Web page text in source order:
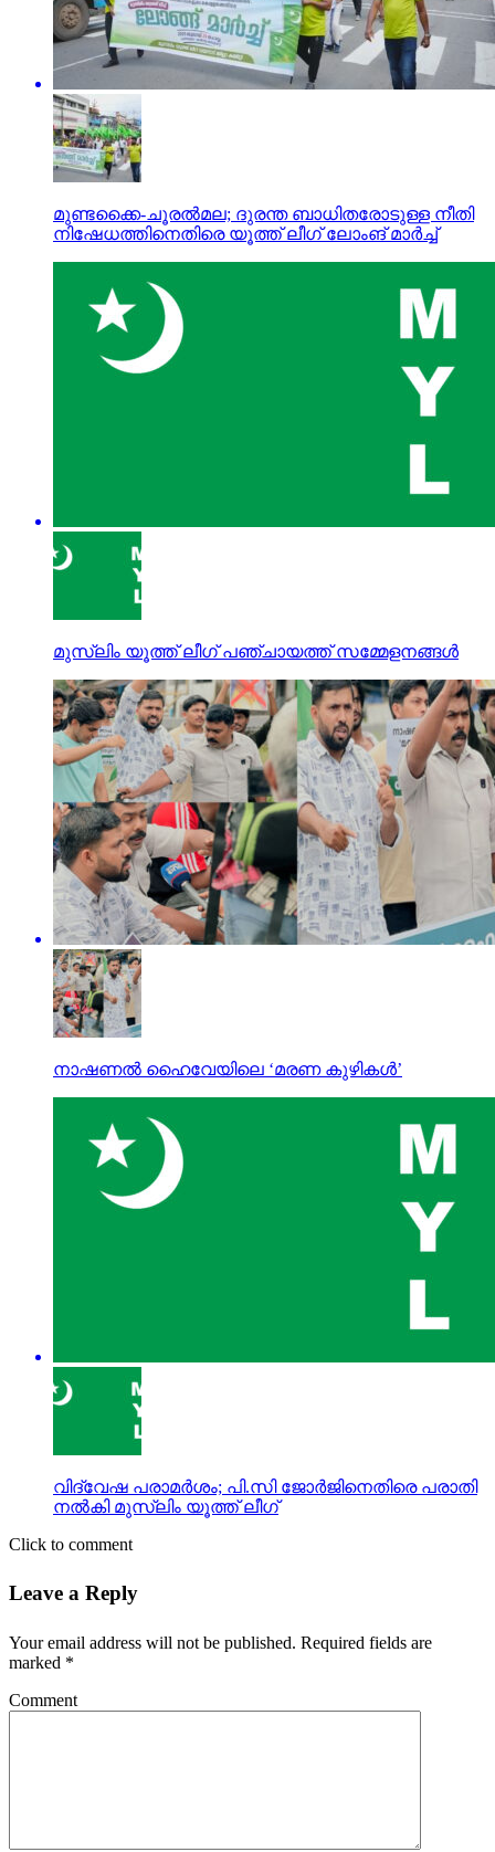
മുണ്ടക്കൈ-ചൂരല്‍മല; ദുരന്ത ബാധിതരോടുള്ള നീതി
നിഷേധത്തിനെതിരെ യൂത്ത് ലീഗ് ലോംങ് മാര്‍ച്ച്
മുസ്‌ലിം യൂത്ത് ലീഗ് പഞ്ചായത്ത്‌ സമ്മേളനങ്ങൾ
നാഷണല്‍ ഹൈവേയിലെ ‘മരണ കുഴികള്‍’
വിദ്വേഷ പരാമര്‍ശം; പി.സി ജോര്‍ജിനെതിരെ പരാതി
നല്‍കി മുസ്‌ലിം യൂത്ത് ലീഗ്
Click to comment
Leave a Reply
Your email address will not be published. Required fields are
marked *
Comment